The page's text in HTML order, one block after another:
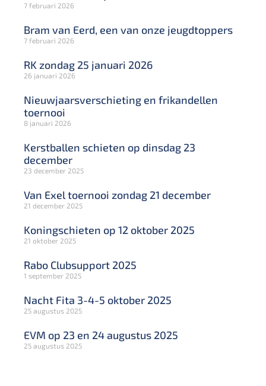
7 februari 2026
Bram van Eerd, een van onze jeugdtoppers
7 februari 2026
RK zondag 25 januari 2026
26 januari 2026
Nieuwjaarsverschieting en frikandellen
toernooi
8 januari 2026
Kerstballen schieten op dinsdag 23
december
23 december 2025
Van Exel toernooi zondag 21 december
21 december 2025
Koningschieten op 12 oktober 2025
21 oktober 2025
Rabo Clubsupport 2025
1 september 2025
Nacht Fita 3-4-5 oktober 2025
25 augustus 2025
EVM op 23 en 24 augustus 2025
25 augustus 2025